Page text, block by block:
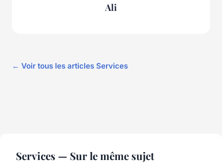
Ali
← Voir tous les articles Services
Services — Sur le même sujet